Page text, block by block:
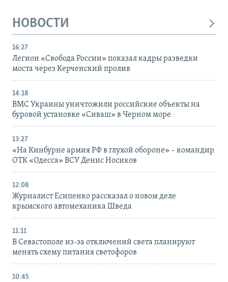
НОВОСТИ
16:27
Легион «Свобода России» показал кадры разведки
моста через Керченский пролив
14:18
ВМС Украины уничтожили российские объекты на
буровой установке «Сиваш» в Черном море
13:27
«На Кинбурне армия РФ в глухой обороне» – командир
ОТК «Одесса» ВСУ Денис Носиков
12:08
Журналист Есипенко рассказал о новом деле
крымского автомеханика Шведа
11:11
В Севастополе из-за отключений света планируют
менять схему питания светофоров
10:45